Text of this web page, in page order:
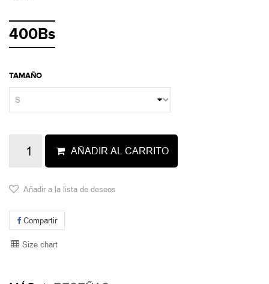
400Bs
TAMAÑO
AÑADIR AL CARRITO
Añadir a la lista de deseos
Compartir
Size chart